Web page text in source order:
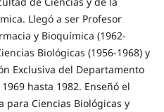
Llegó a ser Profesor
y Bioquímica (1962-
Biológicas (1956-1968) y
Exclusiva del Departamento
hasta 1982. Enseñó el
para Ciencias Biológicas y